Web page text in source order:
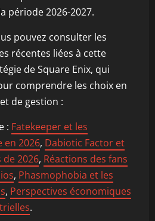
période 2026-2027.
pouvez consulter les
récentes liées à cette
de Square Enix, qui
comprendre les choix en
de gestion :
: Fatekeeper et les
en 2026, Dabiotic Factor et
de 2026, Réactions des fans
, Phasmophobia et les
, Perspectives économiques
.